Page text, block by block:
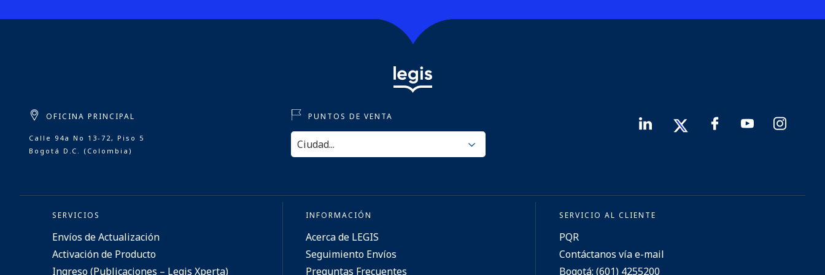
OFICINA PRINCIPAL
Calle 94a No 13-72, Piso 5
Bogotá D.C. (Colombia)
PUNTOS DE VENTA
SERVICIOS
Envíos de Actualización
Activación de Producto
Ingreso (Publicaciones – Legis Xperta)
INFORMACIÓN
Acerca de LEGIS
Seguimiento Envíos
Preguntas Frecuentes
SERVICIO AL CLIENTE
PQR
Contáctanos vía e-mail
Bogotá: (601) 4255200